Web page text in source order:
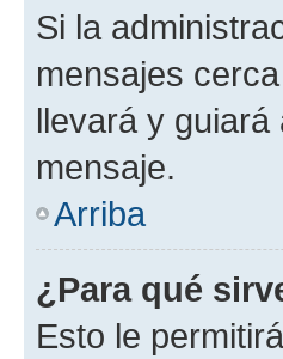
Si la
mensajes
llevará y
mensaje.
Arriba
¿Para qué
Esto le